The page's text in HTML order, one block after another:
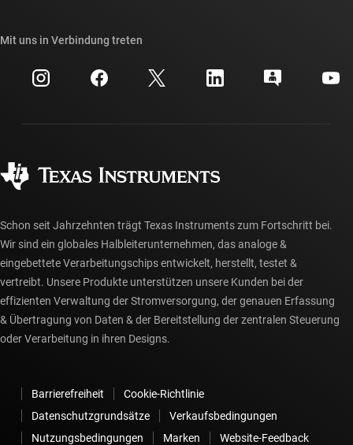
Veranstaltungen
Investorenbeziehungen
Querverweis-Suche
Kundensupportzentrum
myTI-Konto FAQs
Häufig gestellte Fragen zu Bestellungen
Mit uns in Verbindung treten
Schon seit Jahrzehnten trägt Texas Instruments zum Fortschritt bei.
Wir sind ein globales Halbleiterunternehmen, das analoge &
eingebettete Verarbeitungschips entwickelt, herstellt, testet &
vertreibt. Unsere Produkte unterstützen unsere Kunden bei der
effizienten Verwaltung der Stromversorgung, der genauen Erfassung
& Übertragung von Daten & der Bereitstellung der zentralen Steuerung
oder Verarbeitung in ihren Designs.
Barrierefreiheit
Cookie-Richtlinie
Datenschutzgrundsätze
Verkaufsbedingungen
Nutzungsbedingungen
Marken
Website-Feedback